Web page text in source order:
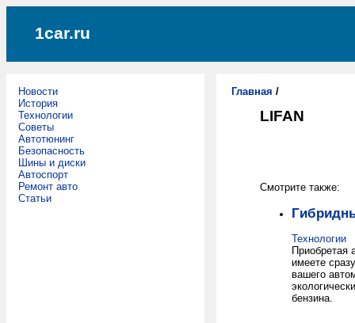
1car.ru
Новости
История
Технологии
Советы
Автотюнинг
Безопасность
Шины и диски
Автоспорт
Ремонт авто
Статьи
Главная /
LIFAN
Смотрите также:
Технологии
Приобретая
имеете
вашего
бензина.